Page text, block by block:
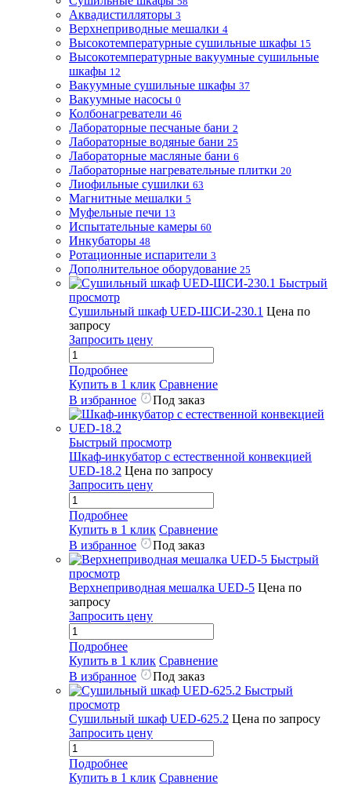
Аквадистилляторы 3
Верхнеприводные мешалки 4
Высокотемпературные сушильные шкафы 15
Высокотемпературные вакуумные сушильные
шкафы 12
Вакуумные сушильные шкафы 37
Вакуумные насосы 0
Колбонагреватели 46
Лабораторные песчаные бани 2
Лабораторные водяные бани 25
Лабораторные масляные бани 6
Лабораторные нагревательные плитки 20
Лиофильные сушилки 63
Магнитные мешалки 5
Муфельные печи 13
Испытательные камеры 60
Инкубаторы 48
Ротационные испарители 3
Дополнительное оборудование 25
Быстрый
просмотр
Сушильный шкаф UED-ШСИ-230.1 Цена по
запросу
Запросить цену
Подробнее
Купить в 1 клик Сравнение
В избранное
Под заказ
Быстрый просмотр
Шкаф-инкубатор с естественной конвекцией
UED-18.2 Цена по запросу
Запросить цену
Подробнее
Купить в 1 клик Сравнение
В избранное
Под заказ
Быстрый
просмотр
Верхнеприводная мешалка UED-5 Цена по
запросу
Запросить цену
Подробнее
Купить в 1 клик Сравнение
В избранное
Под заказ
Быстрый
просмотр
Сушильный шкаф UED-625.2 Цена по запросу
Запросить цену
Подробнее
Купить в 1 клик Сравнение